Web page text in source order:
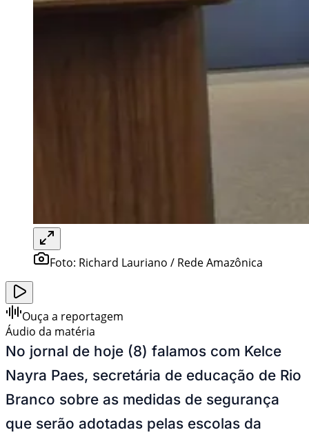
Foto: Richard Lauriano / Rede Amazônica
Ouça a reportagem
Áudio da matéria
No jornal de hoje (8) falamos com Kelce
Nayra Paes, secretária de educação de Rio
Branco sobre as medidas de segurança
que serão adotadas pelas escolas da